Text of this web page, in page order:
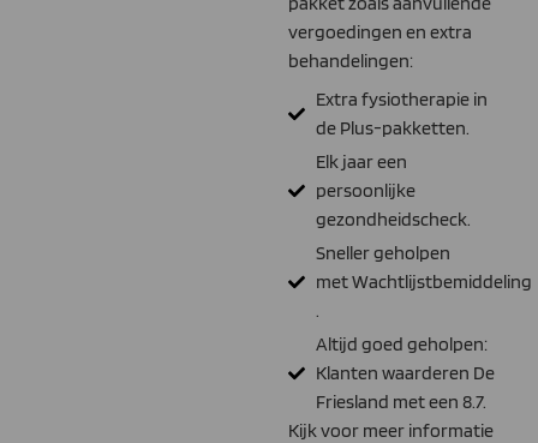
vergoedingen en extra
behandelingen:
Extra fysiotherapie in
de Plus-pakketten.
Elk jaar een
persoonlijke
gezondheidscheck.
Sneller geholpen
met Wachtlijstbemiddeling​
.
Altijd goed geholpen:
Klanten waarderen De
Friesland met een 8.7.
Kijk voor meer informatie